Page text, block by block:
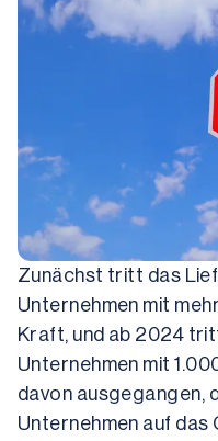
Zunächst tritt das
Unternehmen mit
Kraft, und ab 2024
Unternehmen mit
davon ausgegangen,
Unternehmen auf das